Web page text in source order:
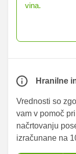
vina.
Hranilne
Vrednosti so
vam v pomoč
načrtovanju
izračunane na